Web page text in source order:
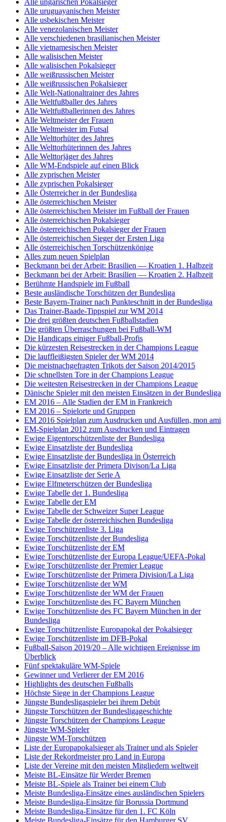
Alle uruguayanischen Meister
Alle usbekischen Meister
Alle venezolanischen Meister
Alle verschiedenen brasilianischen Meister
Alle vietnamesischen Meister
Alle walisischen Meister
Alle walisischen Pokalsieger
Alle weißrussischen Meister
Alle weißrussischen Pokalsieger
Alle Welt-Nationaltrainer des Jahres
Alle Weltfußballer des Jahres
Alle Weltfußballerinnen des Jahres
Alle Weltmeister der Frauen
Alle Weltmeister im Futsal
Alle Welttorhüter des Jahres
Alle Welttorhüterinnen des Jahres
Alle Welttorjäger des Jahres
Alle WM-Endspiele auf einen Blick
Alle zyprischen Meister
Alle zyprischen Pokalsieger
Alle Österreicher in der Bundesliga
Alle österreichischen Meister
Alle österreichischen Meister im Fußball der Frauen
Alle österreichischen Pokalsieger
Alle österreichischen Pokalsieger der Frauen
Alle österreichischen Sieger der Ersten Liga
Alle österreichischen Torschützenkönige
Alles zum neuen Spielplan
Beckmann bei der Arbeit: Brasilien — Kroatien 1. Halbzeit
Beckmann bei der Arbeit: Brasilien — Kroatien 2. Halbzeit
Berühmte Handspiele im Fußball
Beste ausländische Torschützen der Bundesliga
Beste Bayern-Trainer nach Punkteschnitt in der Bundesliga
Das Trainer-Baade-Tippspiel zur WM 2014
Die drei größten deutschen Fußballstadien
Die größten Überraschungen bei Fußball-WM
Die Handicaps einiger Fußball-Profis
Die kürzesten Reisestrecken in der Champions League
Die lauffleißigsten Spieler der WM 2014
Die meistnachgefragten Trikots der Saison 2014/2015
Die schnellsten Tore in der Champions League
Die weitesten Reisestrecken in der Champions League
Dänische Spieler mit den meisten Einsätzen in der Bundesliga
EM 2016 – Alle Stadien der EM in Frankreich
EM 2016 – Spielorte und Gruppen
EM 2016 Spielplan zum Ausdrucken und Ausfüllen, mon ami
EM-Spielplan 2012 zum Ausdrucken und Eintragen
Ewige Eigentorschützenliste der Bundesliga
Ewige Einsatzliste der Bundesliga
Ewige Einsatzliste der Bundesliga in Österreich
Ewige Einsatzliste der Primera Divison/La Liga
Ewige Einsatzliste der Serie A
Ewige Elfmeterschützen der Bundesliga
Ewige Tabelle der 1. Bundesliga
Ewige Tabelle der EM
Ewige Tabelle der Schweizer Super League
Ewige Tabelle der österreichischen Bundesliga
Ewige Torschützenliste 3. Liga
Ewige Torschützenliste der Bundesliga
Ewige Torschützenliste der EM
Ewige Torschützenliste der Europa League/UEFA-Pokal
Ewige Torschützenliste der Premier League
Ewige Torschützenliste der Primera Division/La Liga
Ewige Torschützenliste der WM
Ewige Torschützenliste der WM der Frauen
Ewige Torschützenliste des FC Bayern München
Ewige Torschützenliste des FC Bayern München in der
Bundesliga
Ewige Torschützenliste Europapokal der Pokalsieger
Ewige Torschützenliste im DFB-Pokal
Fußball-Saison 2019/20 – Alle wichtigen Ereignisse im
Überblick
Fünf spektakuläre WM-Spiele
Gewinner und Verlierer der EM 2016
Highlights des deutschen Fußballs
Höchste Siege in der Champions League
Jüngste Bundesligaspieler bei ihrem Debüt
Jüngste Torschützen der Bundesligageschichte
Jüngste Torschützen der Champions League
Jüngste WM-Spieler
Jüngste WM-Torschützen
Liste der Europapokalsieger als Trainer und als Spieler
Liste der Rekordmeister pro Land in Europa
Liste der Vereine mit den meisten Mitgliedern weltweit
Meiste BL-Einsätze für Werder Bremen
Meiste BL-Spiele als Trainer bei einem Club
Meiste Bundesliga-Einsätze eines ausländischen Spielers
Meiste Bundesliga-Einsätze für Borussia Dortmund
Meiste Bundesliga-Einsätze für den 1. FC Köln
Meiste Bundesliga-Einsätze für den Hamburger SV